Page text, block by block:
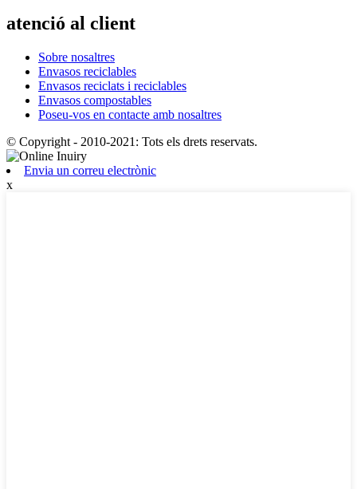
atenció al client
Sobre nosaltres
Envasos reciclables
Envasos reciclats i reciclables
Envasos compostables
Poseu-vos en contacte amb nosaltres
© Copyright - 2010-2021: Tots els drets reservats.
Envia un correu electrònic
x